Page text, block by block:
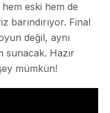
eski hem de
Final
değil, aynı
sunacak. Hazır
mümkün!